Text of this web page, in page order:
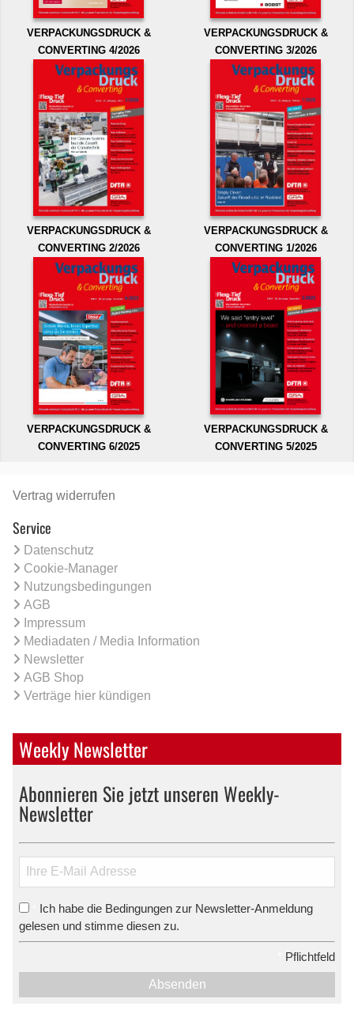
VERPACKUNGSDRUCK &
CONVERTING 4/2026
VERPACKUNGSDRUCK &
CONVERTING 3/2026
VERPACKUNGSDRUCK &
CONVERTING 2/2026
VERPACKUNGSDRUCK &
CONVERTING 1/2026
VERPACKUNGSDRUCK &
CONVERTING 6/2025
VERPACKUNGSDRUCK &
CONVERTING 5/2025
Vertrag widerrufen
Service
Datenschutz
Cookie-Manager
Nutzungsbedingungen
AGB
Impressum
Mediadaten / Media Information
Newsletter
AGB Shop
Verträge hier kündigen
Weekly Newsletter
Abonnieren Sie jetzt unseren Weekly-
Newsletter
Ich habe die Bedingungen zur Newsletter-Anmeldung
gelesen und stimme diesen zu.
Pflichtfeld
Absenden